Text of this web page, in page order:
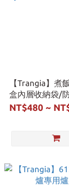
【Trangia】煮
盒內層收納袋/
大/
NT$480 ~